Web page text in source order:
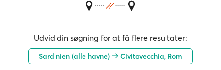
Udvid din søgning for at få flere resultater:
Sardinien (alle havne) Civitavecchia, Rom